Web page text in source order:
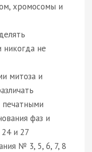
хромосомы и
не
митоза и
фаз и
и 27
№ 3, 5, 6, 7, 8